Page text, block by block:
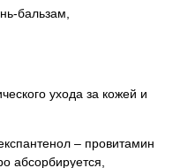
бальзам,
ухода за кожей и
– провитамин
абсорбируется,